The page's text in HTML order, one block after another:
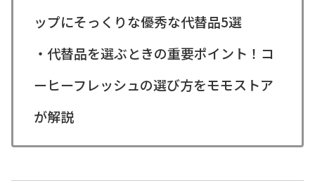
ップにそっくりな優秀な代替品5選
・代替品を選ぶときの重要ポイント！コ
ーヒーフレッシュの選び方をモモストア
が解説